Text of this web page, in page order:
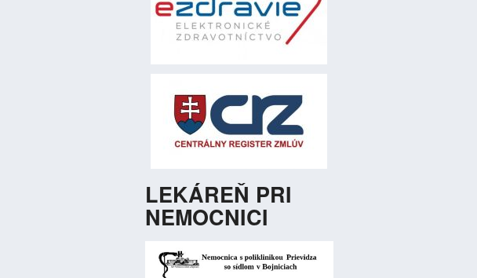
LEKÁREŇ PRI
NEMOCNICI